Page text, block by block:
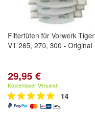
Filtertüten für Vorwerk Tiger
VT 265, 270, 300 - Original
29,95 €
Kostenloser Versand
14